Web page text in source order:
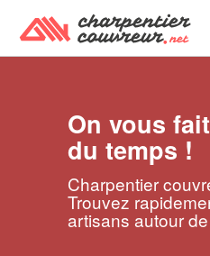
On vous
du temps !
Charpentier
Trouvez
artisans autour